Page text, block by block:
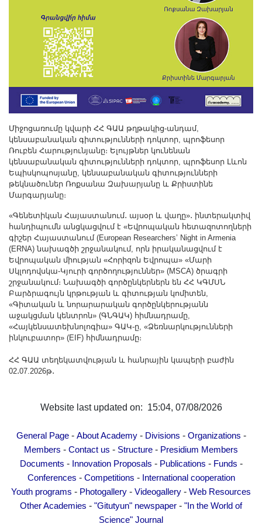
Միջոցառումը կվարի ՀՀ ԳԱԱ թղթակից-անդամ,
կենսաբանական գիտությունների դոկտոր, պրոֆեսոր
Ռուբեն Հարությունյանը։ Ելույթներ կունենան
կենսաբանական գիտությունների դոկտոր, պրոֆեսոր Լևոն
Եպիսկոպոսյանը, կենսաբանական գիտությունների
թեկնածուներ Ռոքսանա Զախարյանը և Քրիստինե
Մարգարյանը։
«Գենետիկան Հայաստանում․ այսօր և վաղը»․ ինտերակտիվ
հանդիպումն անցկացվում է «Եվրոպական հետազոտողների
գիշեր Հայաստանում (European Researchers’ Night in Armenia
(ERNA) նախագծի շրջանակում, որն իրականացվում է
Եվրոպական միության «Հորիզոն Եվրոպա» «Մարի
Սկլոդովսկա-Կյուրի գործողություններ» (MSCA) ծրագրի
շրջանակում։ Նախագծի գործընկերներն են ՀՀ ԿԳՄՍՆ
Բարձրագույն կրթության և գիտության կոմիտեն,
«Գիտական և նորարարական գործընկերությանն
աջակցման կենտրոն» (ԳՆԳԱԿ) հիմնադրամը,
«Հայկենսատեխնոլոգիա» ԳԱԿ-ը, «Ձեռնարկությունների
ինկուբատոր» (EIF) հիմնադրամը։
ՀՀ ԳԱԱ տեղեկատվության և հանրային կապերի բաժին
02․07.2026թ․
Website last updated on: 15:04, 07/08/2026
General Page- About Academy- Divisions - Organizations -
Members - Contact us - Structure - Presidium Members
Documents - Innovation Proposals - Publications - Funds -
Conferences - Competitions - International cooperation
Youth programs - Photogallery - Videogallery - Web Resources
Other Academies - "Gitutyun" newspaper - "In the World of
Science" Journal